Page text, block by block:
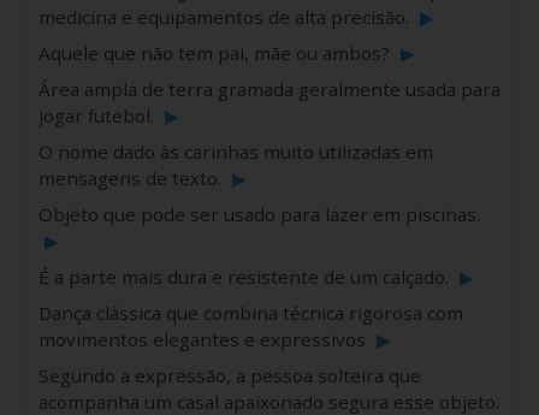
medicina e equipamentos de alta precisão. ▶
Aquele que não tem pai, mãe ou ambos? ▶
Área ampla de terra gramada geralmente usada para
jogar futebol. ▶
O nome dado às carinhas muito utilizadas em
mensagens de texto. ▶
Objeto que pode ser usado para lazer em piscinas.
▶
É a parte mais dura e resistente de um calçado. ▶
Dança clássica que combina técnica rigorosa com
movimentos elegantes e expressivos ▶
Segundo a expressão, a pessoa solteira que
acompanha um casal apaixonado segura esse objeto.